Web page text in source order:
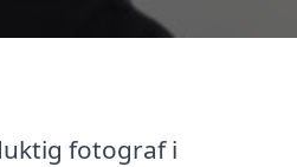
fotograf i